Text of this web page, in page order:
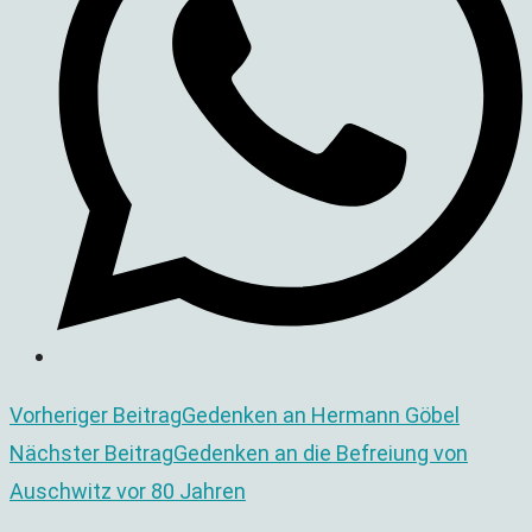
Weitere
Artikel
ansehen
Vorheriger BeitragGedenken an Hermann Göbel
Nächster BeitragGedenken an die Befreiung von
Auschwitz vor 80 Jahren